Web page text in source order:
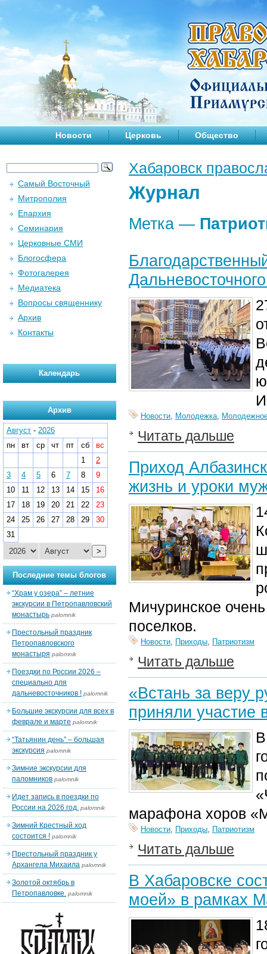
Новости Церковь Общество
Хабаровск
Журнал
Метка —
Новости, Молодежка,
Читать дальше
Приход
жизнь и уроки
Мичуринское
поселков.
Новости, Приходы, Патриотизм
Читать дальше
«Встань за веру
приняли участие
марафона хоров
Новости, Приходы, Патриотизм
Читать дальше
В Хабаровске
моей» в рамках
Самый Восточный
Митрополия
Епархия
Семинария
Церковные СМИ
Блогосфера
Фотогалерея
Медиатека
Вопросы священнику
Архив
Контакты
Календарь
Архив
Август - 2026
пн
вт ср чт пт сб
вс
1
2
3
4 5 6 7 8
9
10
11 12 13 14 15
16
17
18 19 20 21 22
23
24
25 26 27 28 29
30
31
>
Последние темы блогов
“Храм у озера” – летние
экскурсии в Петропавловский
монастырь palomnik
Престольный праздник
Петропавловского
монастыря palomnik
Поездки по России 2026 –
специально для
дальневосточников ! palomnik
Большие экскурсии для всех в
феврале и марте palomnik
“Татьянин день” – большая
экскурсия palomnik
Зимние экскурсии для
паломников palomnik
Идет запись в поездки по
России на 2026 год. palomnik
Зимний Крестный ход
состоится ! palomnik
Престольный праздник у
Архангела Михаила palomnik
Золотой октябрь в
Петропавловке. palomnik